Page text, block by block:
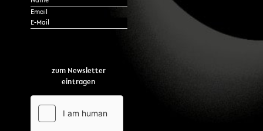
Email
zum Newsletter
eintragen